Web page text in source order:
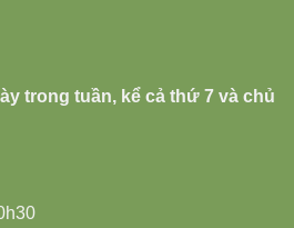
trong tuần, kể cả thứ 7 và chủ